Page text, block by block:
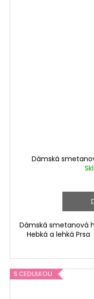
Dámská
Dámská smetanová
Hebká a lehká
S CEDULKOU